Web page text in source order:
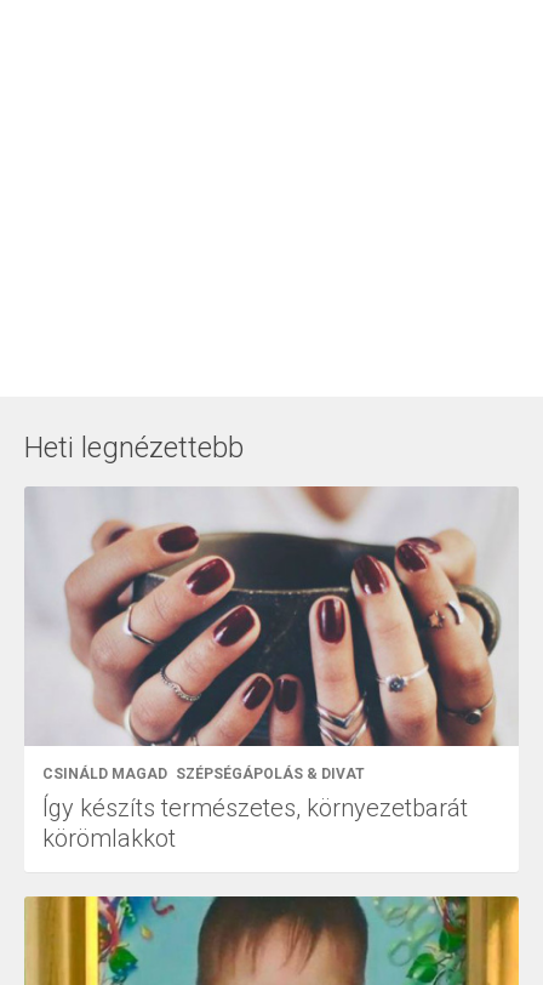
Heti legnézettebb
CSINÁLD MAGAD SZÉPSÉGÁPOLÁS & DIVAT
Így készíts természetes, környezetbarát
körömlakkot